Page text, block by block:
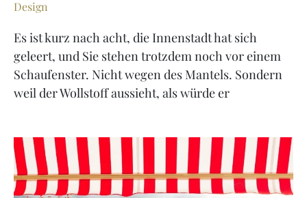
Design
Es ist kurz nach acht, die Innenstadt hat sich
geleert, und Sie stehen trotzdem noch vor einem
Schaufenster. Nicht wegen des Mantels. Sondern
weil der Wollstoff aussieht, als würde er